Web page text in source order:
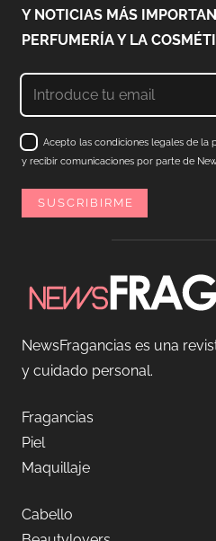
Y NOTICIAS MÁS
PERFUMERÍA Y LA
Acepto las condiciones legales de la
y recibir comunicaciones por parte de
NewsFragancias es una
y cuidado personal.
Fragancias
Piel
Maquillaje
Cabello